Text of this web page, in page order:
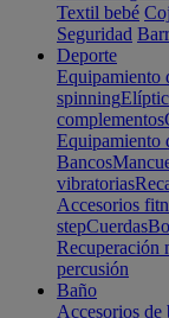
Textil bebé
Seguridad
Deporte
Equipamiento
spinning
complementos
Equipamiento
Bancos
vibratorias
Accesorios
stepCuerdas
Recuperación
percusión
Baño
Accesorios de